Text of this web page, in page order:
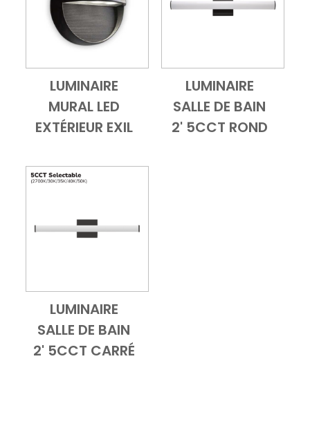
Add to CartVue d'ensemble
LUMINAIRE
MURAL LED
EXTÉRIEUR EXIL
Add to Cart
Vue
LUMINAIRE
SALLE DE BAIN
2' 5CCT ROND
Add to CartVue d'ensemble
LUMINAIRE
SALLE DE BAIN
2' 5CCT CARRÉ